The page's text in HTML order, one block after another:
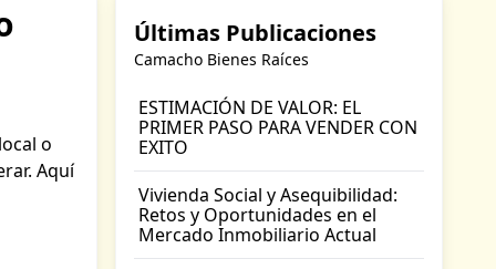
o
Aquí
Últimas Publicaciones
Camacho Bienes Raíces
ESTIMACIÓN DE VALOR: EL
PRIMER PASO PARA VENDER CON
EXITO
Vivienda Social y Asequibilidad:
Retos y Oportunidades en el
Mercado Inmobiliario Actual